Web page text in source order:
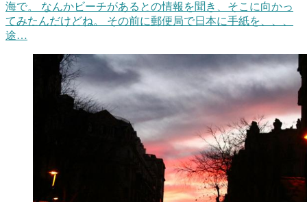
海で。 なんかビーチがあるとの情報を聞き、そこに向かっ
てみたんだけどね。 その前に郵便局で日本に手紙を、、、
途…